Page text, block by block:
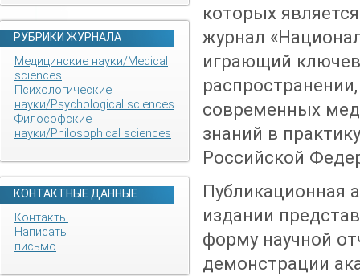
РУБРИКИ ЖУРНАЛА
Медицинские науки/Medical
sciences
Психологические
науки/Psychological sciences
Философские
науки/Philosophical sciences
КОНТАКТНЫЕ ДАННЫЕ
Контакты
Написать
письмо
которых
журнал
играющий
современных
знаний в
Российской
Публикационная
издании
форму научной
демонстрации